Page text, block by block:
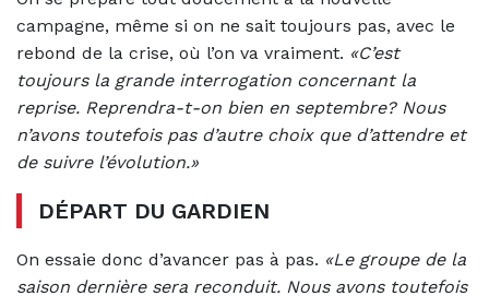
campagne, même si on ne sait toujours pas, avec le
rebond de la crise, où l’on va vraiment. «C’est
toujours la grande interrogation concernant la
reprise. Reprendra-t-on bien en septembre? Nous
n’avons toutefois pas d’autre choix que d’attendre et
de suivre l’évolution.»
DÉPART DU GARDIEN
On essaie donc d’avancer pas à pas. «Le groupe de la
saison dernière sera reconduit. Nous avons toutefois